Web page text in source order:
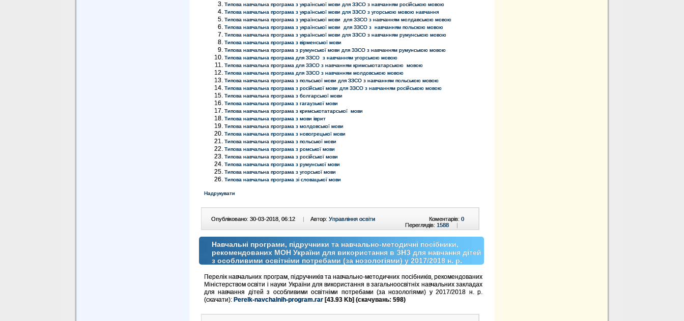
Типова навчальна програма з української мови для ЗЗСО з навчанням російською мовою
Типова навчальна програма з української мови для ЗЗСО з угорською мовою навчання
Типова навчальна програма з української мови для ЗЗСО з навчанням молдавською мовою
Типова навчальна програма з української мови для ЗЗСО з навчанням польскою мовою
Типова навчальна програма з української мови для ЗЗСО з навчанням румунською мовою
Типова навчальна програма з вірменської мови
Типова навчальна програма з румунської мови для ЗЗСО з навчанням румунською мовою
Типова навчальна програма для ЗЗСО з навчанням угорською мовою
Типова навчальна програма для ЗЗСО з навчанням кримськотатарською мовою
Типова навчальна програма для ЗЗСО з навчанням молдовською мовою
Типова навчальна програма з польської мови для ЗЗСО з навчанням польською мовою
Типова навчальна програма з російської мови для ЗЗСО з навчанням російською мовою
Типова навчальна програма з болгарської мови
Типова навчальна програма з гагаузької мови
Типова навчальна програма з кримськотатарської мови
Типова навчальна програма з мови іврит
Типова навчальна програма з молдовської мови
Типова навчальна програма з новогрецької мови
Типова навчальна програма з польської мови
Типова навчальна програма з ромської мови
Типова навчальна програма з російської мови
Типова навчальна програма з румунської мови
Типова навчальна програма з угорської мови
Типова навчальна програма зі словацької мови
Надрукувати
Опубліковано: 30-03-2018, 06:12 | Автор: Управління освіти Коментарів: 0
Переглядів: 1588 |
Навчальні програми, підручники та навчально-методичні посібники,
рекомендованих МОН України для використання в ЗНЗ для навчання дітей
з особливими освітніми потребами (за нозологіями) у 2017/2018 н. р.
Перелік навчальних програм, підручників та навчально-методичних посібників, рекомендованих
Міністерством освіти і науки України для використання в загальноосвітніх навчальних закладах
для навчання дітей з особливими освітніми потребами (за нозологіями) у 2017/2018 н. р.
(скачати): Perelk-navchalnih-program.rar [43.93 Kb] (cкачувань: 598)